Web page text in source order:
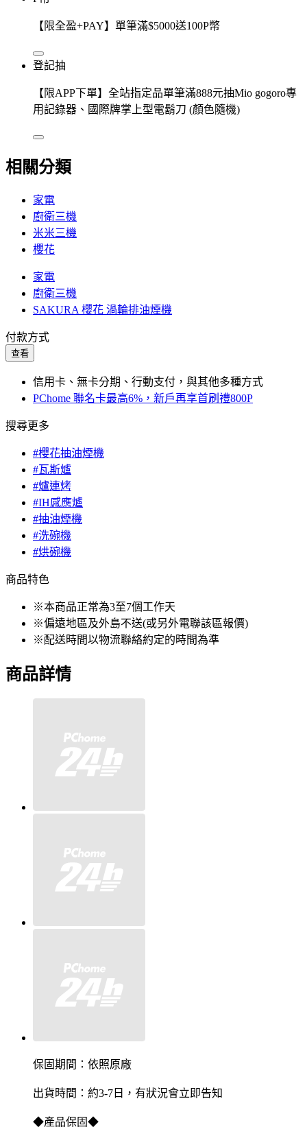
【限全盈+PAY】單筆滿$5000送100P幣
登記抽
【限APP下單】全站指定品單筆滿888元抽Mio gogoro專
用記錄器、國際牌掌上型電鬍刀 (顏色隨機)
相關分類
家電
廚衛三機
米米三機
櫻花
家電
廚衛三機
SAKURA 櫻花 渦輪排油煙機
付款方式
查看
信用卡、無卡分期、行動支付，與其他多種方式
PChome 聯名卡最高6%，新戶再享首刷禮800P
搜尋更多
#櫻花抽油煙機
#瓦斯爐
#爐連烤
#IH感應爐
#抽油煙機
#洗碗機
#烘碗機
商品特色
※本商品正常為3至7個工作天
※偏遠地區及外島不送(或另外電聯該區報價)
※配送時間以物流聯絡約定的時間為準
商品詳情
保固期間：依照原廠
出貨時間：約3-7日，有狀況會立即告知
◆產品保固◆